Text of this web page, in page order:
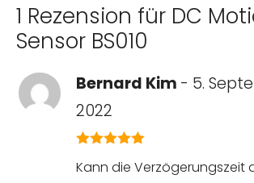
1 Rezension für DC
Sensor BS010
Bernard Kim - 5.
2022
Kann die Verzögerungszeit